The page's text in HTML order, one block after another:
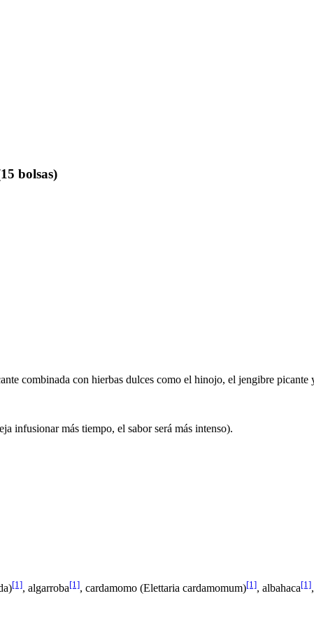
bolsas)
combinada con hierbas dulces como el hinojo, el jengibre picante
infusionar más tiempo, el sabor será más intenso).
[1], algarroba[1], cardamomo (Elettaria cardamomum)[1], albahaca[1]